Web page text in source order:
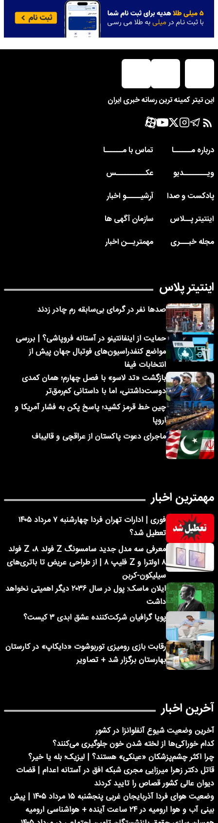
این تیتر کمینه ترین رسانه خبری ایران
درباره مــــــا
تماس با مــــــا
ویــــــــدیو
عکــــــــــس
پادکست و صدا
آرشیـــــو اخبار
اینتیتر پــلاس
سازمان آگهی ها
مجله خبـــری
مهمتریــن اخبار
اینتیتر پلاس
صدها نفر در گرمای بی‌سابقه رم چادر زدند
حمایت از اینفانتینو در آستانه فروپاشی؟ | بررسی
مواضع کنفدراسیون‌های فوتبال جهان پیش از
انتخابات فیفا
بازگشت «تد لاسو» با فصل چهارم؛ همان کمدی
دوست‌داشتنی، اما با داستانی کم‌رمق‌تر
چین خط قرمز کشید؛ پاسخ پکن به فشار آمریکا و
اروپا
ماجرای دعوت پاکستان از عراقچی و قالیباف
مهمترین اخبار
فوری | ادارات تهران فردا چهارشنبه ۷ مرداد ۱۴۰۵
تعطیل شد؟
معرفی سه مدل جدید سامسونگ Z فولد ۸، Z فولد
۸ اولترا و Z فلیپ ۸ | از طراحی عریض تا باتری‌های
سیلیکون-کربن
ایلان ماسک: پول در سال ۲۰۳۶ دیگر اهمیتی نخواهد
داشت
پویا گرافیان شرکت‌کننده عشق ابدی ۳ کیست؟
رقابت بازی رومیزی توربوشوت «دایکاپ» در کارستان
بهارستان برگزار شد + تصاویر
آخرین اخبار
آخرین وضعیت شیوع آنفلوانزا در کشور
کدام خوراکی‌ها از لخته شدن خون جلوگیری می‌کنند؟
چرا اکثر چشم‌پزشکان «عینکی» هستند؟ | لیزیک؛ بله یا خیر؟
قاتل دکتر زهرا میرزایی مجری شبکه افق در آستانه اعدام | قضات
دیوان عالی کشور قصاص را تایید کردند
وضعیت هوای فردا آذربایجان غربی پنجشنبه ۱۵ مرداد ۱۴۰۵ | پیش
بینی آب و هوا ارومیه در ۲۴ ساعت آینده + هواشناسی ارومیه